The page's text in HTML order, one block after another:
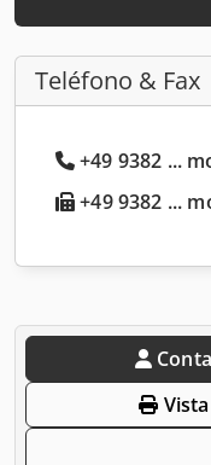
Teléfono & Fax
+49 9382 ...
+49 9382 ...